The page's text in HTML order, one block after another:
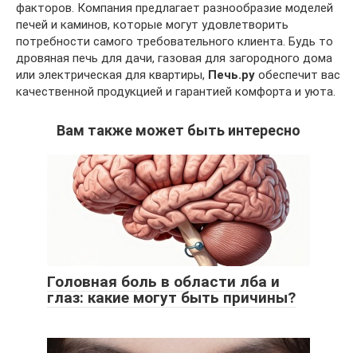
факторов. Компания предлагает разнообразие моделей
печей и каминов, которые могут удовлетворить
потребности самого требовательного клиента. Будь то
дровяная печь для дачи, газовая для загородного дома
или электрическая для квартиры, Печь.ру обеспечит вас
качественной продукцией и гарантией комфорта и уюта.
Вам также может быть интересно
Головная боль в области лба и
глаз: какие могут быть причины?